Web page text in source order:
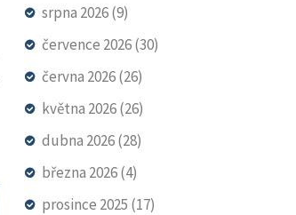
srpna 2026(9)
července 2026(30)
června 2026(26)
května 2026(26)
dubna 2026(28)
března 2026(4)
prosince 2025 (17)